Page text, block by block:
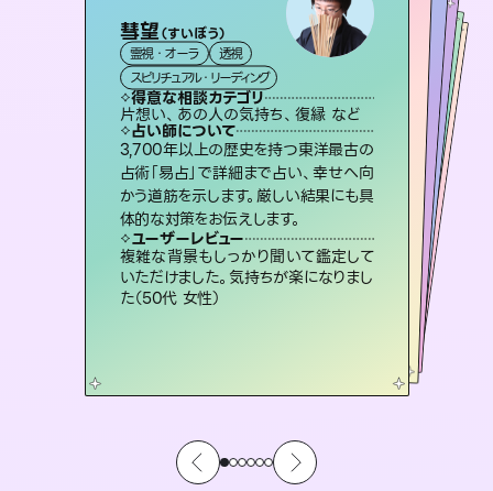
彗望（すいぼう）
霊視・オーラ
透視
スピリチュアル・リーディング
得意な相談カテゴリ
片想い、あの人の気持ち、復縁 など
占い師について
3,700年以上の歴史を持つ東洋最古の
占術「易占」で詳細まで占い、幸せへ向
かう道筋を示します。厳しい結果にも具
体的な対策をお伝えします。
ユーザーレビュー
複雑な背景もしっかり聞いて鑑定して
いただけました。気持ちが楽になりまし
た（50代 女性）
桃源珠羽（とうげんみう）
霊視・オーラ タロット
スピリチュアル・リーディング
得意な相談カテゴリ
片想い、あの人の気持ち、復縁 など
占い師について
恋愛のお悩みの中でも特に「曖昧な関
係」の相談を得意としており、友達以上
恋人未満なお相手との今後や本音を丁
寧に読み解き恋愛成就へと導きます。
ユーザーレビュー
鑑定していただいてアドバイス通りに行
動すると仲が復活してきました。ありが
とうございました（40代 女性）
未来視師＊花
霊視・オーラ
スピリチュアル・リーディング
得意な相談カテゴリ
出逢い、片想い、復縁 など
占い師について
未来には何パターンもの選択肢があり
ます。不安で視えにくくなっているあな
たの素敵な未来を見つけ、その未来を
選択できるようアドバイスします。
ユーザーレビュー
職場の人の性質や人間関係、本心など
本当によく視えていてびっくり。対策が
打てて前向きになれます（40代）
アイリス -iris-
西洋占星術
ルーン
得意な相談カテゴリ
恋愛総合、片想い、二人の未来 など
占い師について
復縁、恋愛、不倫の行方、同性愛や片思い、仕事関係や借金問題まで知りたいことや心の負担になっていることを紐解き、背中をそっと押して導きます。
ユーザーレビュー
安心感のあり、言い切ってくれる所や濁
さない鑑定のおかげで、毎回自分の気
持ちを整えられます（30代 男性）
セラピスト理恵
霊視・オーラ
スピリチュアル・リーディング
得意な相談カテゴリ
片想い、二人の未来、年の差 など
占い師について
連絡再開、復縁、成就などの報告実績
多数。セラピストとして2万超の施術経
験があるからこそできる鑑定で、より良
い未来をサポートします。
ユーザーレビュー
とても心温まる鑑定でした。しかもこち
らは何も言っていないのに視えていらっ
しゃるんだなと驚きです（30代女性）
おう 霊感オラクル
霊視・オーラ
オラクルカード
得意な相談カテゴリ
恋愛総合、あの人の気持ち など
占い師について
霊視×オラクルカードを使って「今」と
「未来」そして「気になるあの人の気持
ち」まで丁寧に読み解き、恋や人生のヒ
ントを優しく引き出します。
ユーザーレビュー
不安な気持ちが嘘みたいに晴れまし
た…！よく視えていらっしゃるんだなと
感じました（40代 女性）